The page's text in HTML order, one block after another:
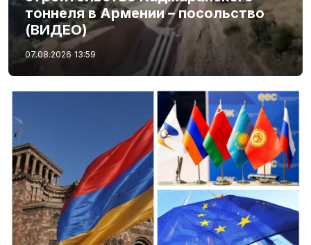
тоннеля в Армении – посольство
(ВИДЕО)
07.08.2026 13:59